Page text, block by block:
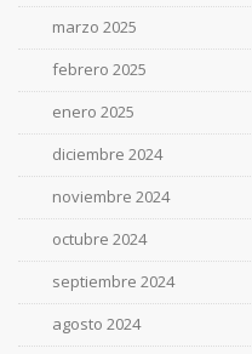
marzo 2025
febrero 2025
enero 2025
diciembre 2024
noviembre 2024
octubre 2024
septiembre 2024
agosto 2024